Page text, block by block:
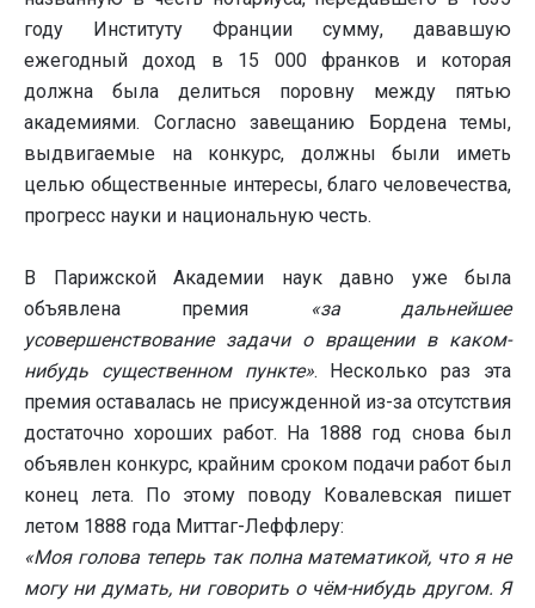
году Институту Франции сумму, дававшую
ежегодный доход в 15 000 франков и которая
должна была делиться поровну между пятью
академиями. Согласно завещанию Бордена темы,
выдвигаемые на конкурс, должны были иметь
целью общественные интересы, благо человечества,
прогресс науки и национальную честь.
В Парижской Академии наук давно уже была
объявлена премия
«за дальнейшее
усовершенствование задачи о вращении в каком-
нибудь существенном пункте». Несколько раз эта
премия оставалась не присужденной из-за отсутствия
достаточно хороших работ. На 1888 год снова был
объявлен конкурс, крайним сроком подачи работ был
конец лета. По этому поводу Ковалевская пишет
летом 1888 года Миттаг-Леффлеру:
«Моя голова теперь так полна математикой, что я не
могу ни думать, ни говорить о чём-нибудь другом. Я